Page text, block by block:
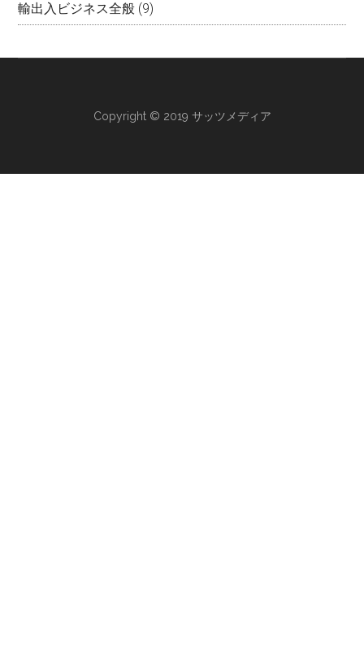
輸出入ビジネス全般 (9)
Copyright © 2019 サッツメディア